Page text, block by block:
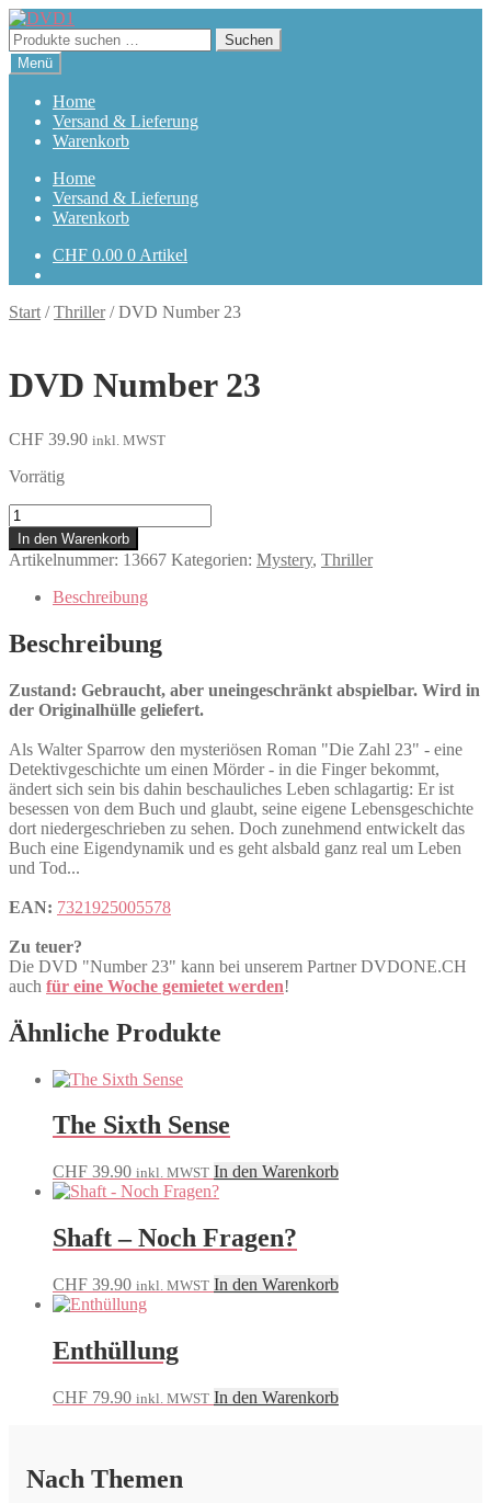
Zur
Navigation
springen
Zum
Inhalt
springen
Suchen
nach:
Suchen
Menü
Home
Versand & Lieferung
Warenkorb
Home
Versand & Lieferung
Warenkorb
CHF 0.00 0 Artikel
Start /Thriller/DVD Number 23
DVD Number 23
CHF 39.90 inkl. MWST
Vorrätig
Number
23
Menge
In den Warenkorb
Artikelnummer: 13667 Kategorien: Mystery, Thriller
Beschreibung
Beschreibung
Zustand: Gebraucht, aber uneingeschränkt abspielbar. Wird in
der Originalhülle geliefert.
Als Walter Sparrow den mysteriösen Roman "Die Zahl 23" - eine
Detektivgeschichte um einen Mörder - in die Finger bekommt,
ändert sich sein bis dahin beschauliches Leben schlagartig: Er ist
besessen von dem Buch und glaubt, seine eigene Lebensgeschichte
dort niedergeschrieben zu sehen. Doch zunehmend entwickelt das
Buch eine Eigendynamik und es geht alsbald ganz real um Leben
und Tod...
EAN: 7321925005578
Zu teuer?
Die DVD "Number 23" kann bei unserem Partner DVDONE.CH
auch für eine Woche gemietet werden!
Ähnliche Produkte
The Sixth Sense
CHF 39.90 inkl. MWST In den Warenkorb
Shaft – Noch Fragen?
CHF 39.90 inkl. MWST In den Warenkorb
Enthüllung
CHF 79.90 inkl. MWST In den Warenkorb
Nach Themen